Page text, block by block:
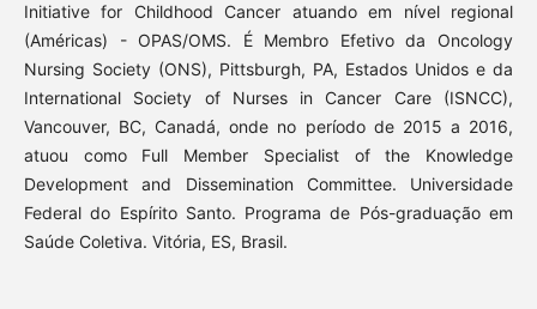
Initiative for Childhood Cancer atuando em nível regional
(Américas) - OPAS/OMS. É Membro Efetivo da Oncology
Nursing Society (ONS), Pittsburgh, PA, Estados Unidos e da
International Society of Nurses in Cancer Care (ISNCC),
Vancouver, BC, Canadá, onde no período de 2015 a 2016,
atuou como Full Member Specialist of the Knowledge
Development and Dissemination Committee. Universidade
Federal do Espírito Santo. Programa de Pós-graduação em
Saúde Coletiva. Vitória, ES, Brasil.